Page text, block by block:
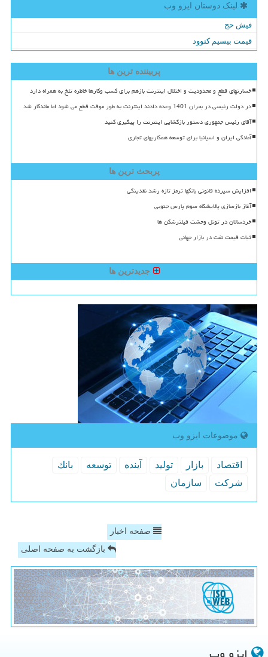
لینک دوستان ایزو وب
فیش حج
قیمت بیسیم کنوود
پربیننده ترین ها
خسارتهای قطع و محدودیت و اختلال اینترنت بازهم برای کسب وکارها خاطره تلخ به همراه دارد
در دولت رئیسی در بحران 1401 وعده دادند اینترنت به طور موقت قطع می شود اما ماندگار شد
آقای رئیس جمهوری دستور بازگشایی اینترنت را پیگیری کنید
آمادگی ایران و اسپانیا برای توسعه همکاریهای تجاری
پربحث ترین ها
افزایش سپرده قانونی بانکها ترمز تازه رشد نقدینگی
آغاز بازسازی پالایشگاه سوم پارس جنوبی
خردسالان در تونل وحشت فیلترشکن ها
ثبات قیمت نفت در بازار جهانی
جدیدترین ها
موضوعات ایزو وب
اقتصاد بازار تولید آینده توسعه
بانك
شركت
سازمان
صفحه اخبار
بازگشت به صفحه اصلی